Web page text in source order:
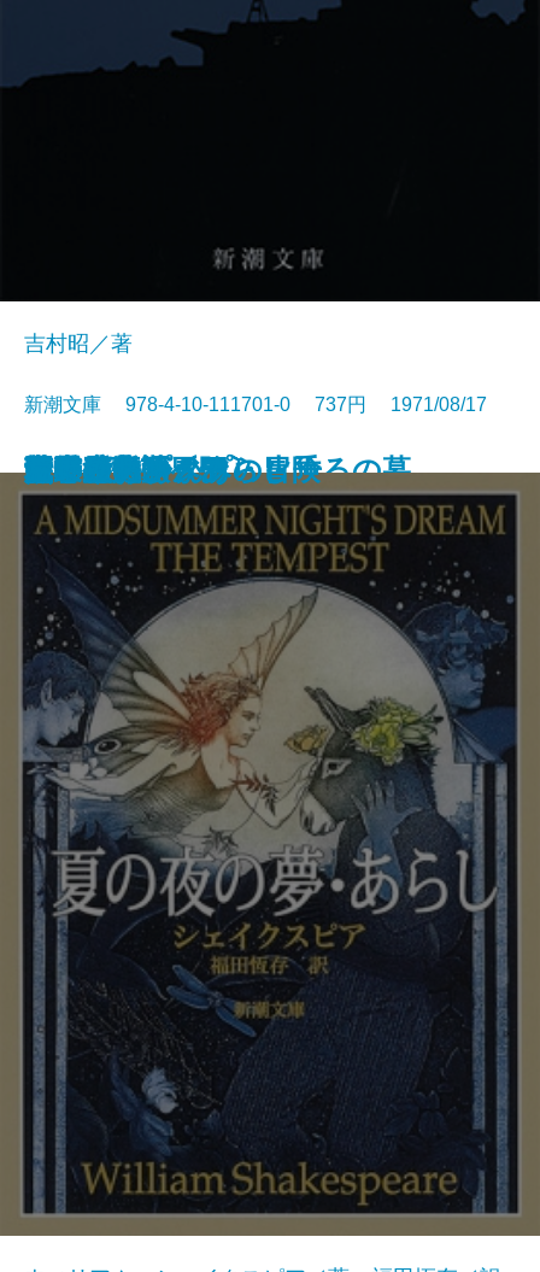
アメリカひじき・火垂るの墓
国盗り物語〔三〕
国盗り物語〔四〕
悪霊〔下〕
悪霊〔上〕
国盗り物語〔一〕
国盗り物語〔二〕
黒い画集
日常生活の冒険
戦艦武蔵
吉村昭／著
新潮文庫 978-4-10-111701-0 737円 1971/08/17
夏の夜の夢・あらし
青の時代
日本三文オペラ
青春の蹉跌
ボッコちゃん
点と線
城
眼の壁
船乗りクプクプの冒険
荒野のおおかみ